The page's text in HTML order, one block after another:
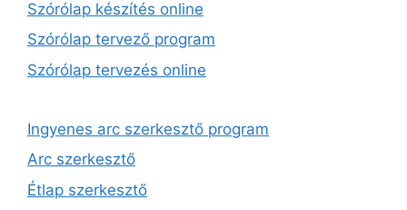
Szórólap készítés online
Szórólap tervező program
Szórólap tervezés online
Ingyenes arc szerkesztő program
Arc szerkesztő
Étlap szerkesztő